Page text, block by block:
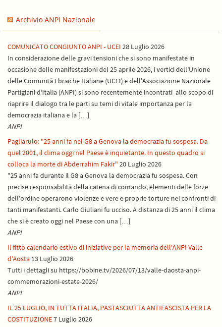
Archivio ANPI Nazionale
COMUNICATO CONGIUNTO ANPI - UCEI 28 Luglio 2026
In considerazione delle gravi tensioni che si sono manifestate in
occasione delle manifestazioni del 25 aprile 2026, i vertici dell'Unione
delle Comunità Ebraiche Italiane (UCEI) e dell'Associazione Nazionale
Partigiani d'Italia (ANPI) si sono recentemente incontrati allo scopo di
riaprire il dialogo tra le parti su temi di vitale importanza per la
democrazia italiana e la […]
ANPI
Pagliarulo: "25 anni fa nel G8 a Genova la democrazia fu sospesa. Da
quel 2001, il clima oggi nel Paese è inquietante. In questo quadro si
colloca la morte di Abderrahim Fakir" 20 Luglio 2026
"25 anni fa durante il G8 a Genova la democrazia fu sospesa. Con
precise responsabilità della catena di comando, elementi delle forze
dell'ordine operarono violenze e vere e proprie torture nei confronti di
tanti manifestanti. Carlo Giuliani fu ucciso. A distanza di 25 anni il clima
che si è creato oggi nel Paese con una […]
ANPI
Il fitto calendario estivo di iniziative per la memoria dell'ANPI Valle
d'Aosta 13 Luglio 2026
Tutti i dettagli su https://bobine.tv/2026/07/13/valle-daosta-anpi-
commemorazioni-estate-2026/
ANPI
IL 25 LUGLIO, IN TUTTA ITALIA, PASTASCIUTTA ANTIFASCISTA PER LA
COSTITUZIONE7 Luglio 2026